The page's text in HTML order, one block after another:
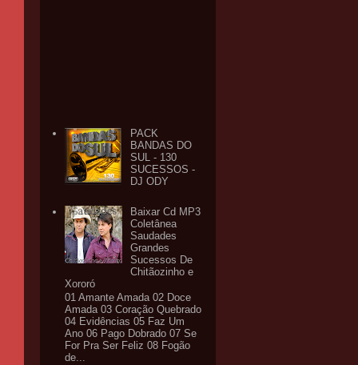
PACK
BANDAS DO
SUL - 130
SUCESSOS -
DJ ODY
Baixar Cd MP3
Coletânea
Saudades
Grandes
Sucessos De
Chitãozinho e
Xororó
01 Amante Amada 02 Doce
Amada 03 Coração Quebrado
04 Evidências 05 Faz Um
Ano 06 Pago Dobrado 07 Se
For Pra Ser Feliz 08 Fogão
de...